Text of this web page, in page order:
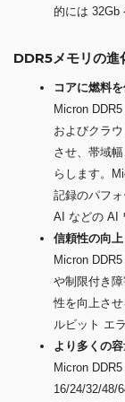
的には 32Gb
DDR5メモリの進
コアに燃料
Micron
およびクラ
させ、帯域
らします。
記録のパフ
AI などの AI
信頼性の向上
Micron
や制限付き
性を向上さ
ルビット エ
より多くの
Micron
16/24/32/48/